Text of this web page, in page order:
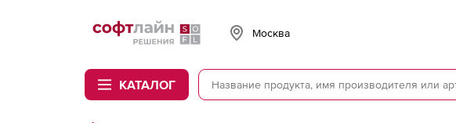
Softline
Москва
КАТАЛОГ